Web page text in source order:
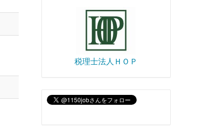
税理士法人ＨＯＰ